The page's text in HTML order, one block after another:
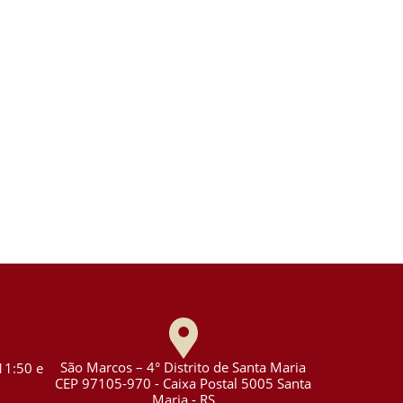
e
São Marcos – 4° Distrito de Santa Maria
CEP 97105-970 - Caixa Postal 5005 Santa
Maria - RS